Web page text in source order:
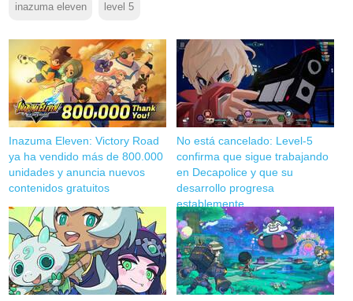
inazuma eleven level 5
Inazuma Eleven: Victory Road
ya ha vendido más de 800.000
unidades y anuncia nuevos
contenidos gratuitos
No está cancelado: Level-5
confirma que sigue trabajando
en Decapolice y que su
desarrollo progresa
establemente